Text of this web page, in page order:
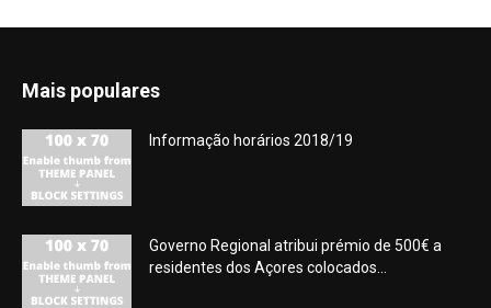
Mais populares
Informação horários 2018/19
Governo Regional atribui prémio de 500€ a
residentes dos Açores colocados...